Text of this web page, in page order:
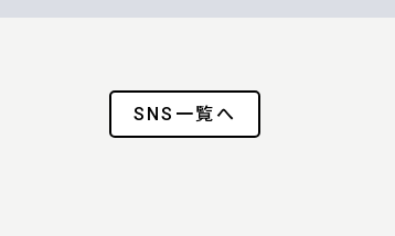
SNS一覧へ